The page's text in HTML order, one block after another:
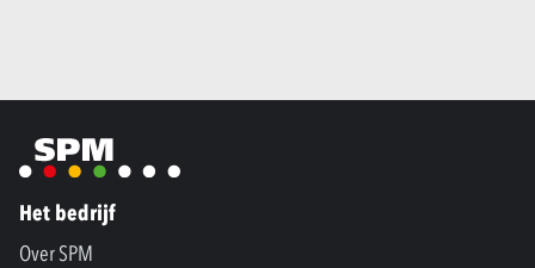
Het bedrijf
Over SPM